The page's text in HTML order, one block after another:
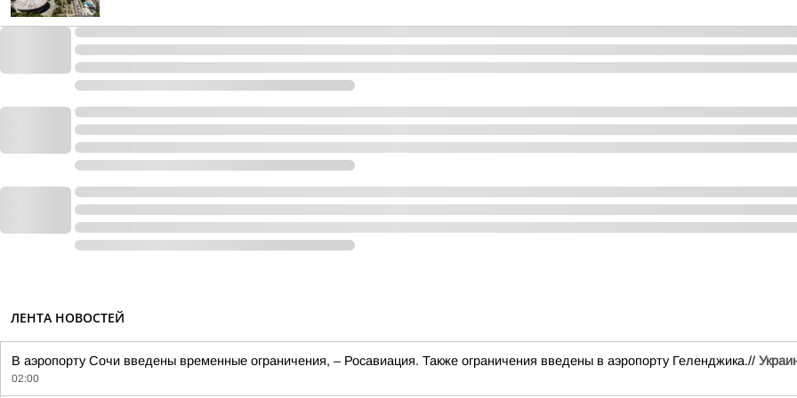
ЛЕНТА НОВОСТЕЙ
В аэропорту Сочи введены временные ограничения, – Росавиация. Также ограничения введены в аэропорту Геленджика.//
02:00